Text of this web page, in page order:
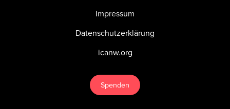
Impressum
Datenschutzerklärung
icanw.org
Spenden